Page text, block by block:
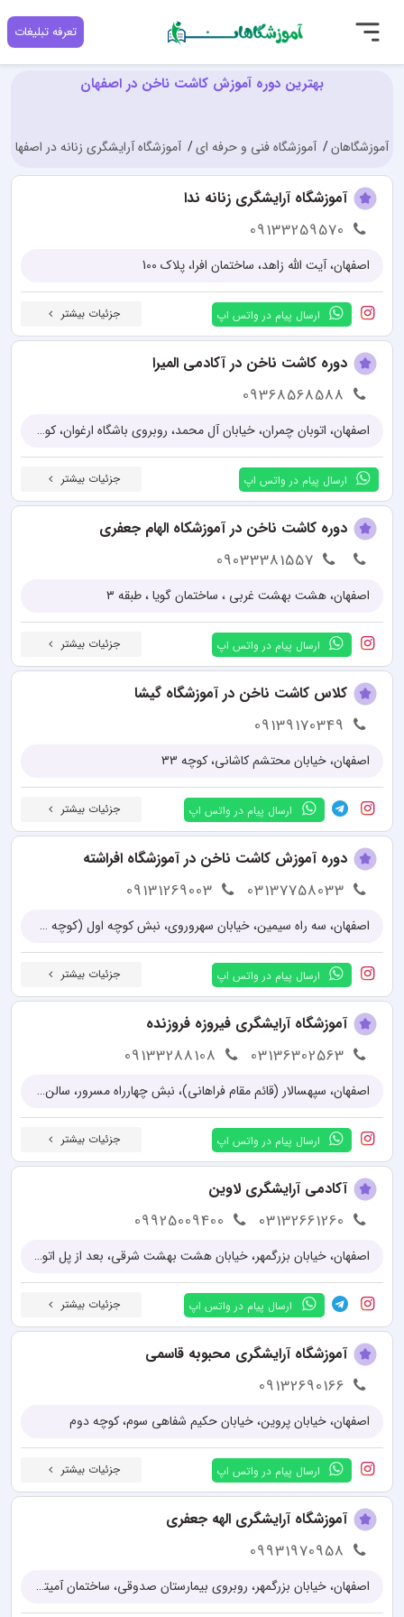
تعرفه تبلیغات
بهترین دوره آموزش کاشت ناخن در اصفهان
آموزشگاهان آموزشگاه فنی و حرفه ای آموزشگاه آرایشگری زنانه در اصفهان
آموزشگاه آرایشگری زنانه ندا
09133259570
اصفهان، آیت الله زاهد، ساختمان افرا، پلاک 100
ارسال پیام در واتس اپ جزئیات بیشتر
دوره کاشت ناخن در آکادمی المیرا
09368568588
اصفهان، اتوبان چمران، خیابان آل محمد، روبروی باشگاه ارغوان، کوچه گلبرگ 6، آموزشگاه زیبایی المیرا
ارسال پیام در واتس اپ جزئیات بیشتر
دوره کاشت ناخن در آموزشکاه الهام جعفری
09033381557
اصفهان، هشت بهشت غربی ، ساختمان گویا ، طبقه ۳
ارسال پیام در واتس اپ جزئیات بیشتر
کلاس کاشت ناخن در آموزشگاه گیشا
09139170349
اصفهان، خیابان محتشم کاشانی، کوچه 33
ارسال پیام در واتس اپ جزئیات بیشتر
دوره آموزش کاشت ناخن در آموزشگاه افراشته
03137758033
09131269003
اصفهان، سه راه سیمین، خیابان سهروروی، نبش کوچه اول (کوچه شهید باهنر)، آموزشگاه آرایشگری فنی حرفه ای افراشته
ارسال پیام در واتس اپ جزئیات بیشتر
آموزشگاه آرایشگری فیروزه فروزنده
03136302563
09133288108
اصفهان، سپهسالار (قائم مقام فراهانی)، نبش چهارراه مسرور، سالن زیبایی فیروزه فروزنده
ارسال پیام در واتس اپ جزئیات بیشتر
آکادمی آرایشگری لاوین
03132661260
09925009400
اصفهان، خیابان بزرگمهر، خیابان هشت بهشت شرقی، بعد از پل اتوبان، کوچه وحدت، فرعی انقلاب، پلاک ۲۶
ارسال پیام در واتس اپ جزئیات بیشتر
آموزشگاه آرایشگری محبوبه قاسمی
09132690166
اصفهان، خیابان پروین، خیابان حکیم شفاهی سوم، کوچه دوم
ارسال پیام در واتس اپ جزئیات بیشتر
آموزشگاه آرایشگری الهه جعفری
09931970958
اصفهان، خیابان بزرگمهر، روبروی بیمارستان صدوقی، ساختمان آمیتیس، طبقه سوم